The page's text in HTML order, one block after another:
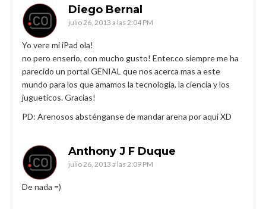
Diego Bernal
julio 26, 2013 a las 2:04 PM
Yo vere mi iPad ola!
no pero enserio, con mucho gusto! Enter.co siempre me ha
parecido un portal GENIAL que nos acerca mas a este
mundo para los que amamos la tecnologia, la ciencia y los
jugueticos. Gracias!
PD: Arenosos absténganse de mandar arena por aqui XD
Anthony J F Duque
julio 26, 2013 a las 2:09 PM
De nada =)